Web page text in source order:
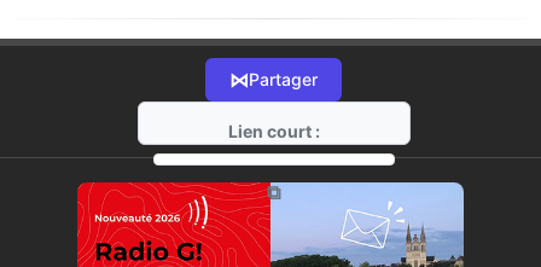
⋈Partager
Lien court :
https://radio-g.fr?19564
⧉